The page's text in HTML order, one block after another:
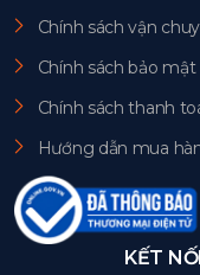
Chính sách vận
Chính sách bảo mật
Chính sách thanh
Hướng dẫn mua
KẾT